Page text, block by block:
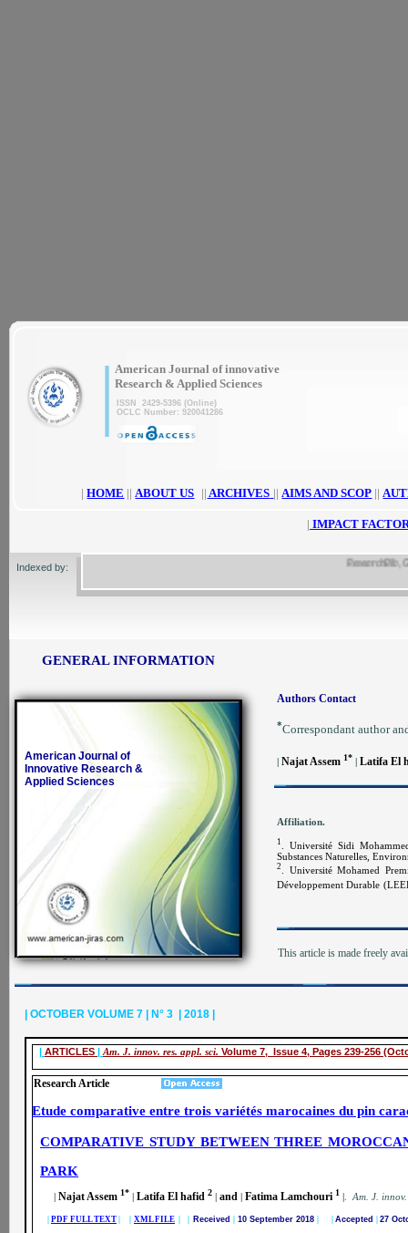
GENERAL INFORMATION
American Journal of
Innovative Research &
Applied Sciences
ResearchBib,
Indexed by:
|HOME || ABOUT US || ARCHIVES || AIMS AND SCOP ||
| IMPACT
| ARTICLES | Am. J. innov. res. appl. sci. Volume 7, Issue 4, Pages 239-256
Research Article
American Journal of innovative
Research & Applied Sciences
ISSN 2429-5396 (Online)
OCLC Number: 920041286
| OCTOBER VOLUME 7 | N° 3 | 2018 |
Authors Contact
*Correspondant author
| Najat Assem 1* | Latifa El
Affiliation.
1
. Université Sidi
Substances Naturelles,
2
. Université Mohamed
Développement Durable
This article is made freely
Etude comparative entre trois variétés marocaines du pin
COMPARATIVE STUDY BETWEEN THREE
PARK
| Najat Assem 1* | Latifa El hafid 2 | and | Fatima Lamchouri 1 | Am. J.
PDF FULL TEXT XML FILE Received 10 September 2018 Accepted 27
|